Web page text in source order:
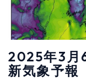
2025年3月
新気象予報